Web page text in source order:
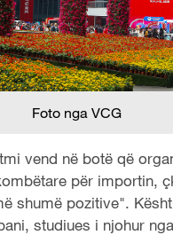
Foto nga VCG
vend në botë që
për importin,
shumë pozitive".
studiues i njohur